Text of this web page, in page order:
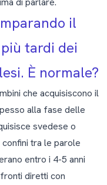
il
tardi dei
È normale?
che acquisiscono il
alla fase delle
svedese o
tra le parole
entro i 4-5 anni
diretti con